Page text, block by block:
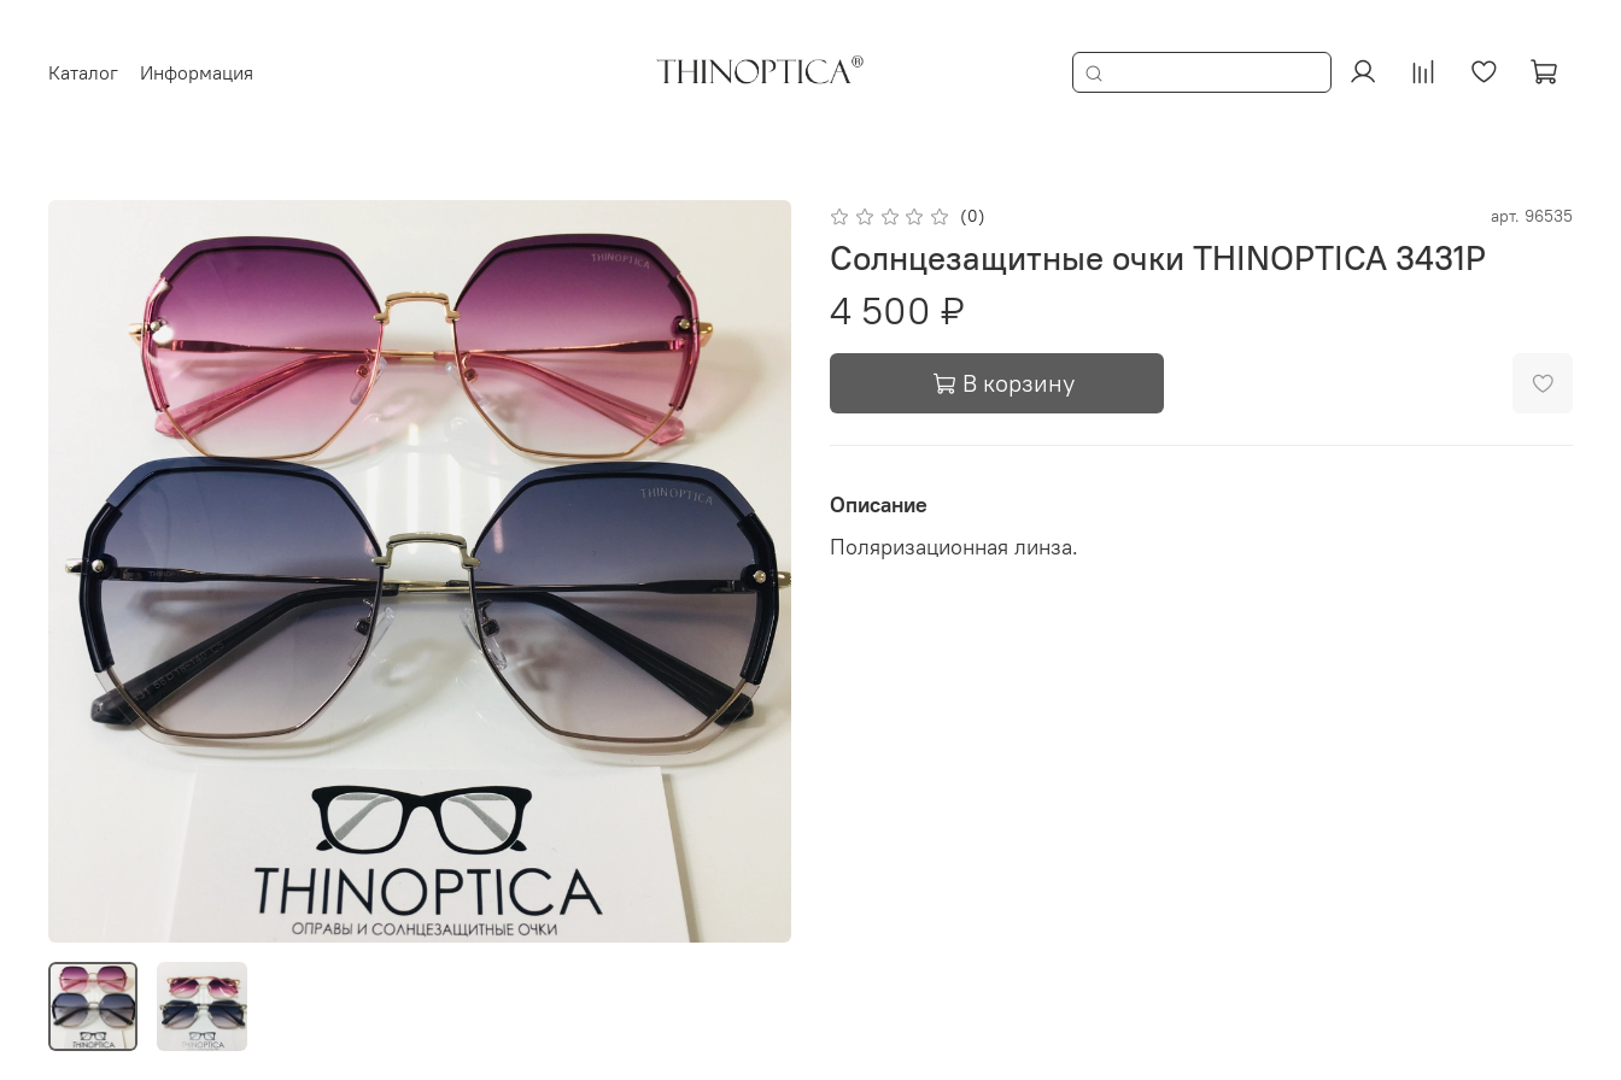
Каталог Информация
(0) арт. 96535
Солнцезащитные очки THINOPTICA 3431P
4 500 ₽
В корзину
Описание
Поляризационная линза.